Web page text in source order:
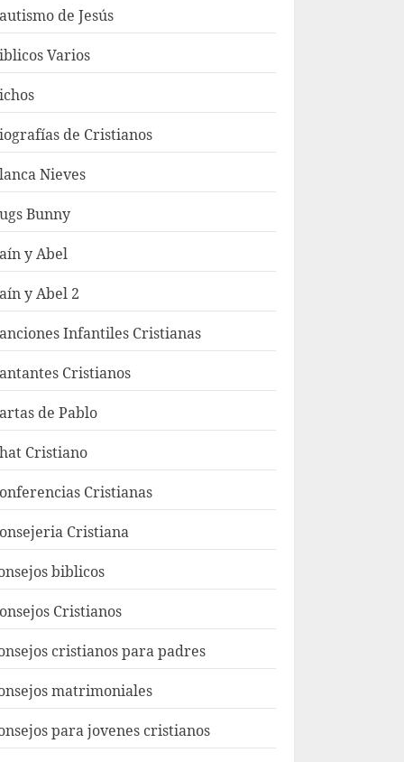
de Jesús
Varios
de Cristianos
Nieves
Bunny
y Abel
y Abel 2
Infantiles Cristianas
Cristianos
de Pablo
Cristiano
Cristianas
Cristiana
biblicos
Cristianos
cristianos para padres
matrimoniales
para jovenes cristianos